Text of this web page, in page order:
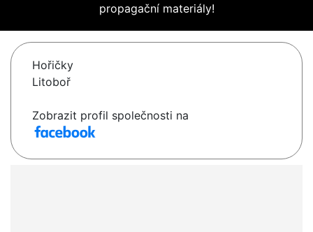
propagační materiály!
Hořičky
Litoboř
Zobrazit profil společnosti na